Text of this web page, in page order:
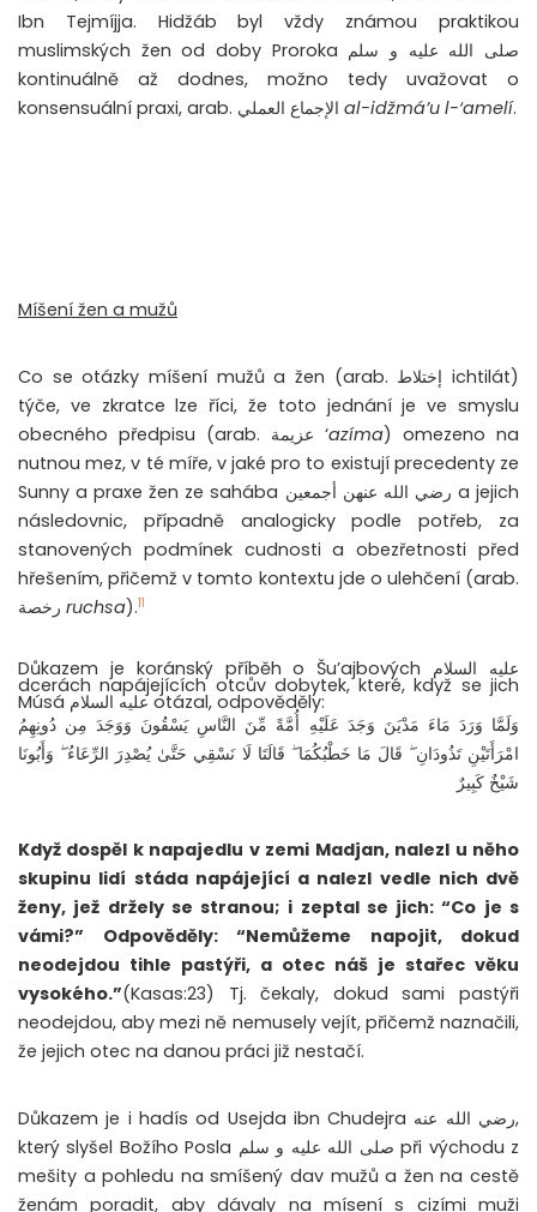
Ibn Tejmíjja. Hidžáb byl vždy známou praktikou
muslimských žen od doby Proroka صلى الله عليه و سلم
kontinuálně až dodnes, možno tedy uvažovat o
al-idžmá’u l-‘amelí.
Míšení žen a mužů
Co se otázky míšení mužů a žen (arab. إختلاط ichtilát)
týče, ve zkratce lze říci, že toto jednání je ve smyslu
obecného předpisu (arab. عزيمة ‘azíma) omezeno na
nutnou mez, v té míře, v jaké pro to existují precedenty ze
Sunny a praxe žen ze sahába رضي الله عنهن أجمعين a jejich
následovnic, případně analogicky podle potřeb, za
stanovených podmínek cudnosti a obezřetnosti před
hřešením, přičemž v tomto kontextu jde o ulehčení (arab.
ruchsa).11
Důkazem je koránský příběh o Šu’ajbových عليه السلام
dcerách napájejících otcův dobytek, které, když se jich
Músá عليه السلام otázal, odpověděly:
وَلَمَّا وَرَدَ مَاءَ مَدْيَنَ وَجَدَ عَلَيْهِ أُمَّةً مِّنَ النَّاسِ يَسْقُونَ وَوَجَدَ مِن دُونِهِمُ
امْرَأَتَيْنِ تَذُودَانِ ۖ قَالَ مَا خَطْبُكُمَا ۖ قَالَتَا لَا نَسْقِي حَتَّىٰ يُصْدِرَ الرِّعَاءُ ۖ وَأَبُونَا
شَيْخٌ كَبِيرٌ
Když dospěl k napajedlu v zemi Madjan, nalezl u něho
skupinu lidí stáda napájející a nalezl vedle nich dvě
ženy, jež držely se stranou; i zeptal se jich: “Co je s
vámi?” Odpověděly: “Nemůžeme napojit, dokud
neodejdou tihle pastýři, a otec náš je stařec věku
vysokého.”(Kasas:23) Tj. čekaly, dokud sami pastýři
neodejdou, aby mezi ně nemusely vejít, přičemž naznačili,
že jejich otec na danou práci již nestačí.
Důkazem je i hadís od Usejda ibn Chudejra رضي الله عنه,
který slyšel Božího Posla صلى الله عليه و سلم při východu z
mešity a pohledu na smíšený dav mužů a žen na cestě
ženám poradit, aby dávaly na mísení s cizími muži